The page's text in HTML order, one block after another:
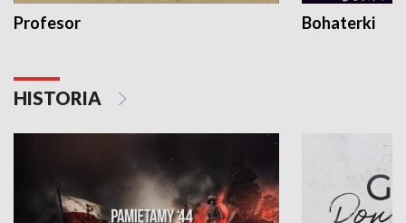
Profesor Bohaterki
HISTORIA